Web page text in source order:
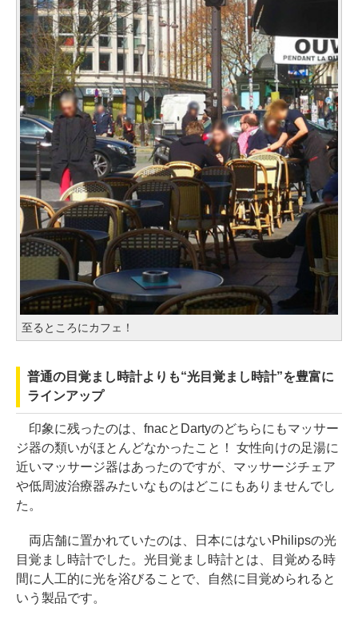
至るところにカフェ！
普通の目覚まし時計よりも“光目覚まし時計”を豊富に
ラインアップ
印象に残ったのは、fnacとDartyのどちらにもマッサー
ジ器の類いがほとんどなかったこと！ 女性向けの足湯に
近いマッサージ器はあったのですが、マッサージチェア
や低周波治療器みたいなものはどこにもありませんでし
た。
両店舗に置かれていたのは、日本にはないPhilipsの光
目覚まし時計でした。光目覚まし時計とは、目覚める時
間に人工的に光を浴びることで、自然に目覚められると
いう製品です。